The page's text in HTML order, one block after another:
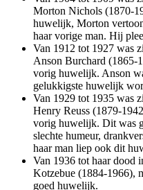
Morton Nichols (1870-
huwelijk, Morton
haar vorige man. Hij
Van 1912 tot 1927 was
Anson Burchard (1865-
vorig huwelijk. Anson
gelukkigste huwelijk
Van 1929 tot 1935 was
Henry Reuss (1879-
vorig huwelijk. Dit was
slechte humeur,
haar man liep ook dit
Van 1936 tot haar dood
Kotzebue (1884-1966),
goed huwelijk.